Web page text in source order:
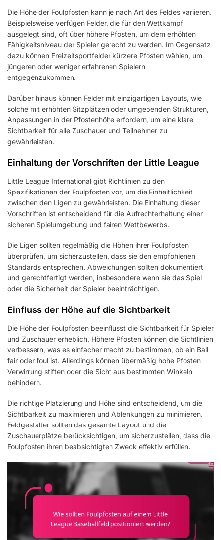
Die Höhe der Foulpfosten kann je nach Art des Feldes variieren.
Beispielsweise verfügen Felder, die für den Wettkampf
ausgelegt sind, oft über höhere Pfosten, um dem erhöhten
Fähigkeitsniveau der Spieler gerecht zu werden. Im Gegensatz
dazu können Freizeitsportfelder kürzere Pfosten wählen, um
jüngeren oder weniger erfahrenen Spielern
entgegenzukommen.
Darüber hinaus können Felder mit einzigartigen Layouts, wie
solche mit erhöhten Sitzplätzen oder umgebenden Strukturen,
Anpassungen in der Pfostenhöhe erfordern, um eine klare
Sichtbarkeit für alle Zuschauer und Teilnehmer zu
gewährleisten.
Einhaltung der Vorschriften der Little League
Little League International gibt Richtlinien zu den
Spezifikationen der Foulpfosten vor, um die Einheitlichkeit
zwischen den Ligen zu gewährleisten. Die Einhaltung dieser
Vorschriften ist entscheidend für die Aufrechterhaltung einer
sicheren Spielumgebung und fairen Wettbewerbs.
Die Ligen sollten regelmäßig die Höhen ihrer Foulpfosten
überprüfen, um sicherzustellen, dass sie den empfohlenen
Standards entsprechen. Abweichungen sollten dokumentiert
und gerechtfertigt werden, insbesondere wenn sie das Spiel
oder die Sicherheit der Spieler beeinträchtigen.
Einfluss der Höhe auf die Sichtbarkeit
Die Höhe der Foulpfosten beeinflusst die Sichtbarkeit für Spieler
und Zuschauer erheblich. Höhere Pfosten können die Sichtlinien
verbessern, was es einfacher macht zu bestimmen, ob ein Ball
fair oder foul ist. Allerdings können übermäßig hohe Pfosten
Verwirrung stiften oder die Sicht aus bestimmten Winkeln
behindern.
Die richtige Platzierung und Höhe sind entscheidend, um die
Sichtbarkeit zu maximieren und Ablenkungen zu minimieren.
Feldgestalter sollten das gesamte Layout und die
Zuschauerplätze berücksichtigen, um sicherzustellen, dass die
Foulpfosten ihren beabsichtigten Zweck effektiv erfüllen.